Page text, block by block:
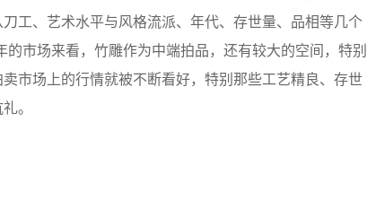
工、艺术水平与风格流派、年代、存世量、品相等几个
市场来看，竹雕作为中端拍品，还有较大的空间，特别
市场上的行情就被不断看好，特别那些工艺精良、存世
。